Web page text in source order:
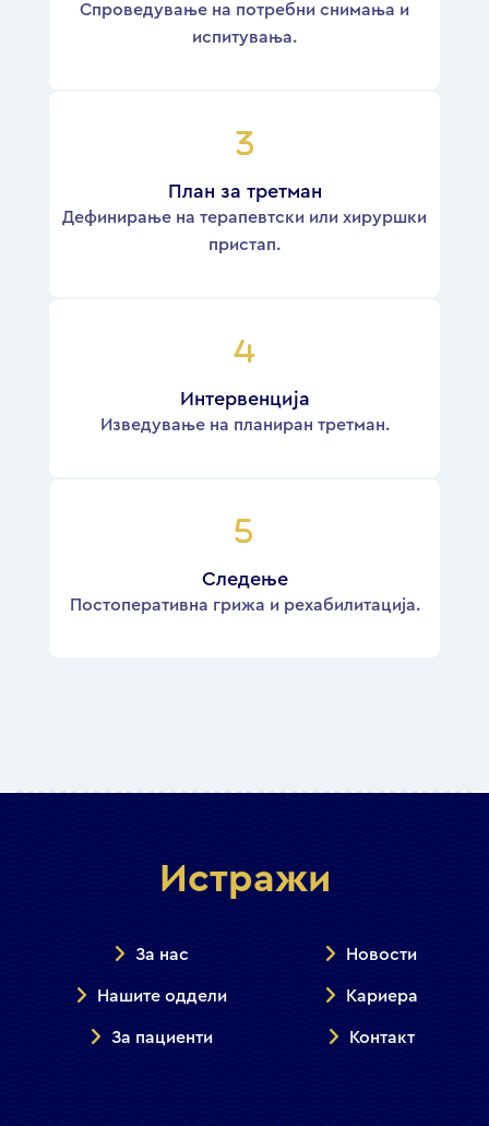
Спроведување на потребни снимања и
испитувања.
План за третман
Дефинирање на терапевтски или хируршки
пристап.
Интервенција
Изведување на планиран третман.
Следење
Постоперативна грижа и рехабилитација.
Истражи
За нас
Нашите оддели
За пациенти
Новости
Кариера
Контакт